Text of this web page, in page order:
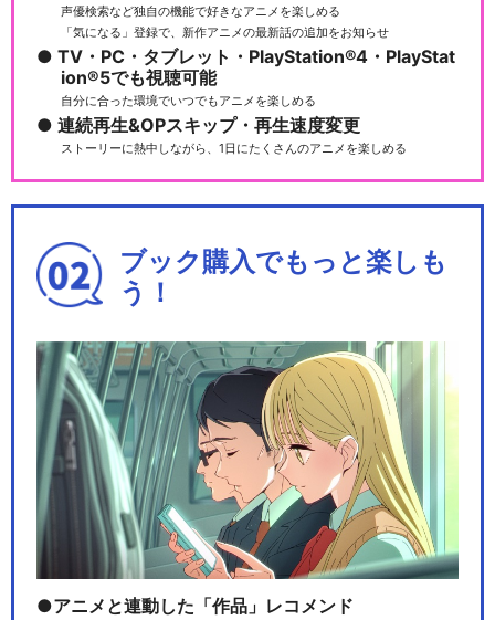
声優検索など独自の機能で好きなアニメを楽しめる
「気になる」登録で、新作アニメの最新話の追加をお知らせ
TV・PC・タブレット・PlayStation®4・PlayStat
ion®5でも視聴可能
自分に合った環境でいつでもアニメを楽しめる
連続再生&OPスキップ・再生速度変更
ストーリーに熱中しながら、1日にたくさんのアニメを楽しめる
ブック購入でもっと楽しも
う！
アニメと連動した「作品」レコメンド